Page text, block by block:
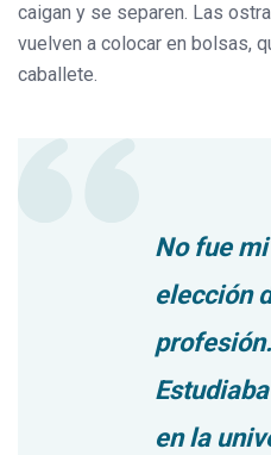
caigan y se separen. Las
vuelven a colocar en bolsas,
caballete.
No fue
elección
profesión.
en la